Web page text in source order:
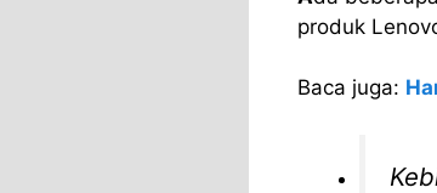
produk
Baca juga: